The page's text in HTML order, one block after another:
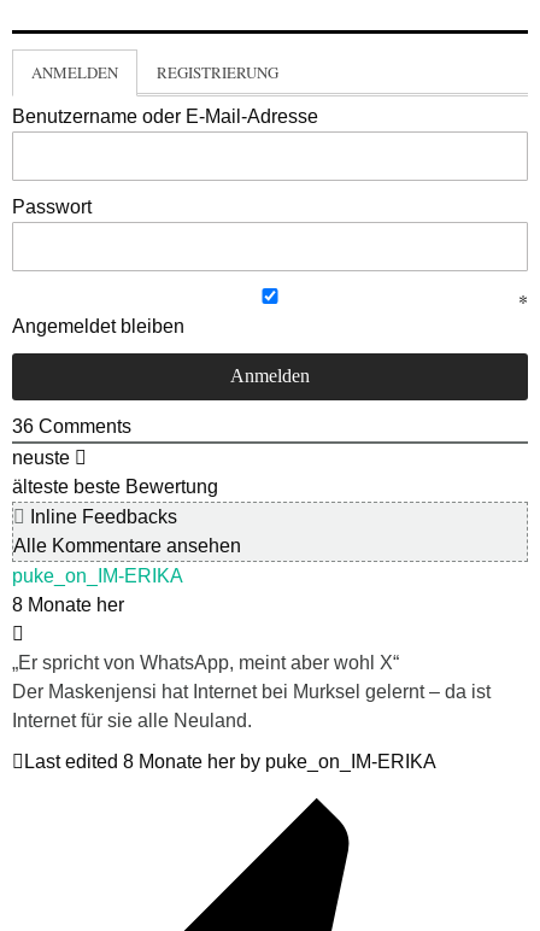
ANMELDEN REGISTRIERUNG
Benutzername oder E-Mail-Adresse
Passwort
Angemeldet bleiben
36 Comments
neuste
älteste beste Bewertung
Inline Feedbacks
Alle Kommentare ansehen
puke_on_IM-ERIKA
8 Monate her
„Er spricht von WhatsApp, meint aber wohl X“
Der Maskenjensi hat Internet bei Murksel gelernt – da ist
Internet für sie alle Neuland.
Last edited 8 Monate her by puke_on_IM-ERIKA